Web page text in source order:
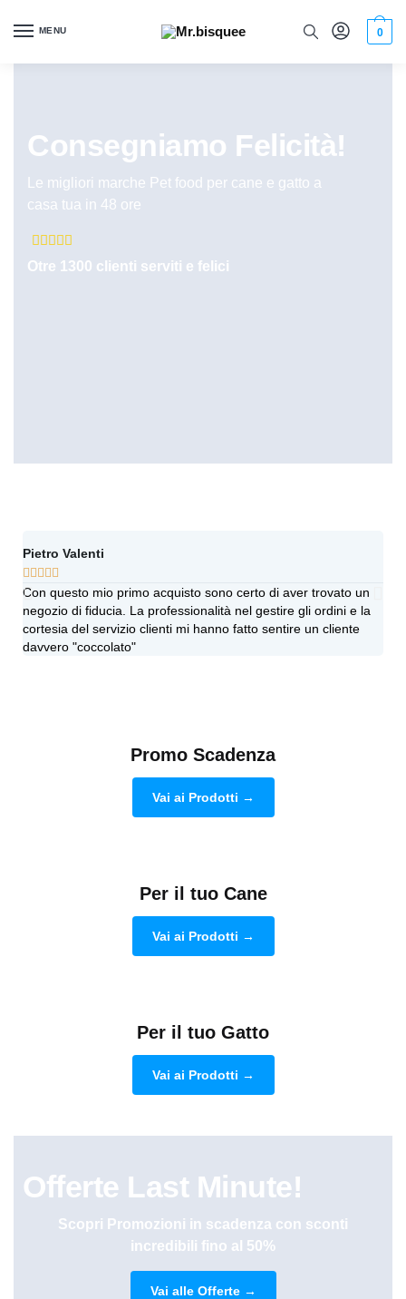
MENU 0
Consegniamo Felicità!
Le migliori marche Pet food per cane e gatto a
casa tua in 48 ore
    
Otre 1300 clienti serviti e felici
Pietro Valenti
    
Con questo mio primo acquisto sono certo di aver trovato un
negozio di fiducia. La professionalità nel gestire gli ordini e la
cortesia del servizio clienti mi hanno fatto sentire un cliente
davvero "coccolato"
Promo Scadenza
Vai ai Prodotti →
Per il tuo Cane
Vai ai Prodotti →
Per il tuo Gatto
Vai ai Prodotti →
Offerte Last Minute!
Scopri Promozioni in scadenza con sconti
incredibili fino al 50%
Vai alle Offerte →